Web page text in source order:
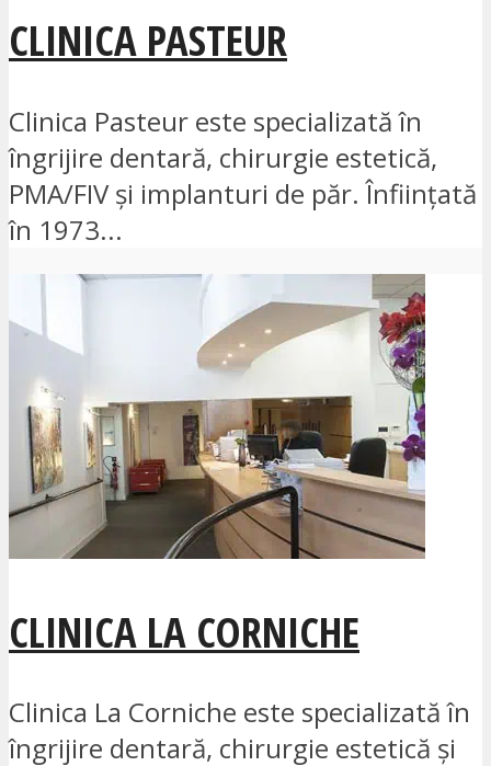
CLINICA PASTEUR
Clinica Pasteur este specializată în
îngrijire dentară, chirurgie estetică,
PMA/FIV și implanturi de păr. Înființată
în 1973...
CLINICA LA CORNICHE
Clinica La Corniche este specializată în
îngrijire dentară, chirurgie estetică și